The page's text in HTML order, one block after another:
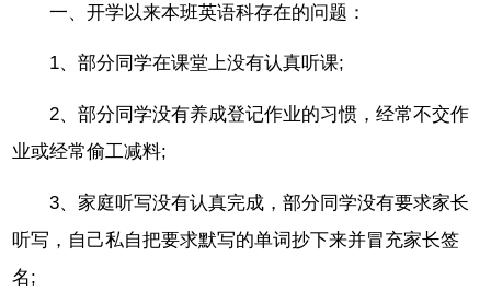
一、开学以来本班英语科存在的问题：
1、部分同学在课堂上没有认真听课;
2、部分同学没有养成登记作业的习惯，经常不交作
业或经常偷工减料;
3、家庭听写没有认真完成，部分同学没有要求家长
听写，自己私自把要求默写的单词抄下来并冒充家长签
名;